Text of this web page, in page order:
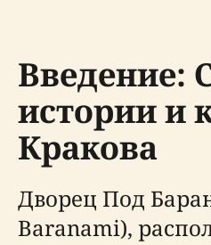
Введение:
истории и
Кракова
Дворец Под
Baranami),